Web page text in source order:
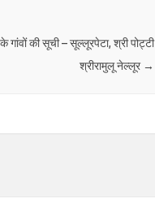
की सूची – सूल्लूरपेटा, श्री पोट्टी
श्रीरामुलू नेल्लूर →